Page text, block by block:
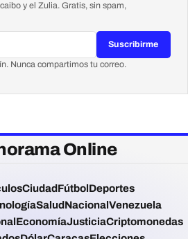
y el Zulia. Gratis, sin spam,
Suscribirme
Nunca compartimos tu correo.
Online
CiudadFútbol Deportes
SaludNacional Venezuela
EconomíaJusticiaCriptomonedas